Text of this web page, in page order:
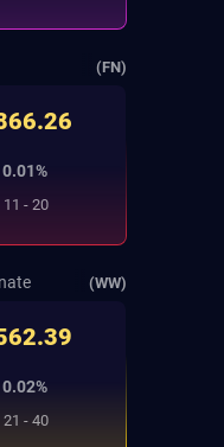
(FN)
0.01%
11 - 20
(WW)
0.02%
21 - 40